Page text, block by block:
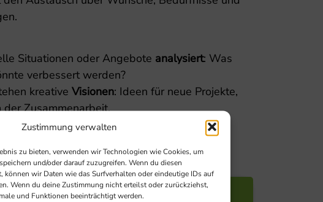
Zustimmung verwalten
zu bieten, verwenden wir Technologien wie Cookies, um
und/oder darauf zuzugreifen. Wenn du diesen
können wir Daten wie das Surfverhalten oder eindeutige IDs auf
Wenn du deine Zustimmung nicht erteilst oder zurückziehst,
und Funktionen beeinträchtigt werden.
Situationen oder Angebote analysiert: Was
verbessert werden?
kreative Visionen: Ideen für neue Projekte,
Zusammenarbeit.
Maßnahmengeplant und priorisiert
Schritte erkennbar sind.